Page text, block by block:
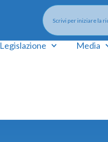
Legislazione Media